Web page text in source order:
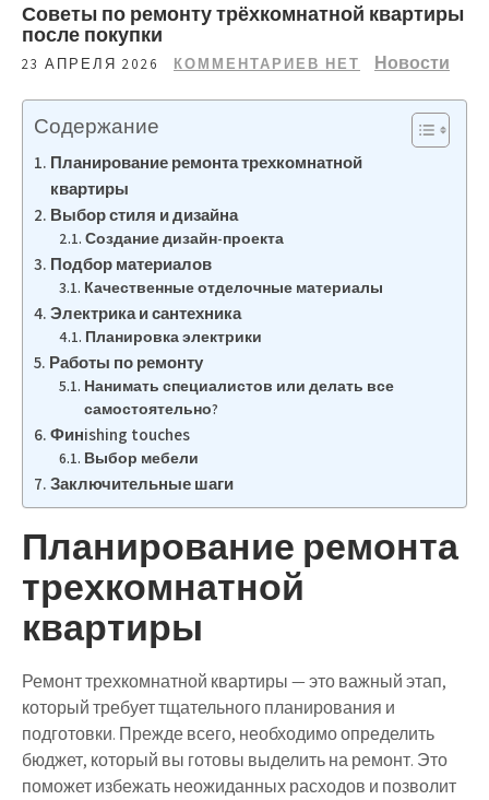
Советы по ремонту трёхкомнатной квартиры
после покупки
23 АПРЕЛЯ 2026 КОММЕНТАРИЕВ НЕТ Новости
Содержание
Планирование ремонта трехкомнатной
квартиры
Выбор стиля и дизайна
Создание дизайн-проекта
Подбор материалов
Качественные отделочные материалы
Электрика и сантехника
Планировка электрики
Работы по ремонту
Нанимать специалистов или делать все
самостоятельно?
Финishing touches
Выбор мебели
Заключительные шаги
Планирование ремонта
трехкомнатной
квартиры
Ремонт трехкомнатной квартиры — это важный этап,
который требует тщательного планирования и
подготовки. Прежде всего, необходимо определить
бюджет, который вы готовы выделить на ремонт. Это
поможет избежать неожиданных расходов и позволит